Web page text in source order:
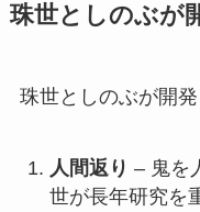
珠世としのぶが
珠世としのぶが開
人間返り – 鬼を
世が長年研究を